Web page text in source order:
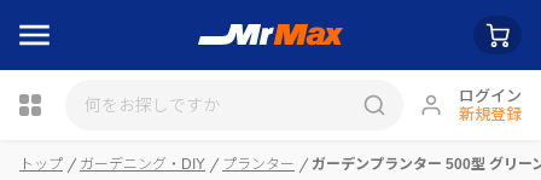
ログイン
新規登録
トップ ガーデニング・DIY プランター ガーデンプランター 500型 グリー